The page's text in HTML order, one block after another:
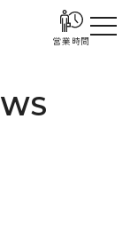
営業時間
WS